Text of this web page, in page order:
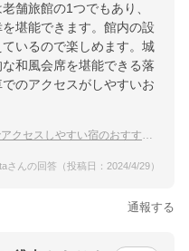
舗旅館の1つでもあり、
堪能できます。館内の設
いるので楽しめます。城
和風会席を堪能できる落
のアクセスがしやすいお
セスしやすい宿のおすすめは？
さんの回答（投稿日：2024/4/29）
通報する